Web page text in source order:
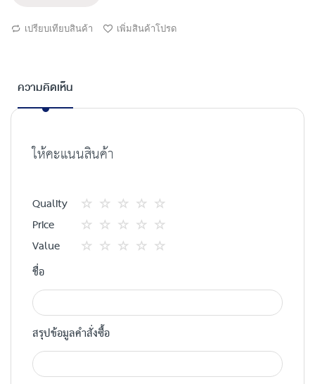
เปรียบเทียบสินค้า เพิ่มสินค้าโปรด
ความคิดเห็น
ให้คะแนนสินค้า
Quality
1
star
2
ดาว
3
ดาว
4
ดาว
5
ดาว
Price
1
2
3
4
5
Value
ชื่อ
สรุปข้อมูลคำสั่งซื้อ